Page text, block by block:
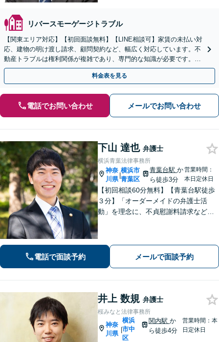
リバースモーゲージトラブル
【関東エリア対応】【初回面談無料】【LINE相談可】家賃の未払い対
応、建物の明け渡し請求、顧問契約など、幅広く対応しています。不
動産トラブルは権利関係が複雑であり、専門的な知識が必要です。ぜ
ひ弁護士にご相談ください。【休日・夜間面談可】
料金表を見る
電話でお問い合わせ メールでお問い合わせ
下山 達也 弁護士
横浜青葉法律事務所
神奈
川県
|
横浜市
青葉区
青葉台駅か
ら徒歩3分
営業時間：
本日定休日
【初回相談60分無料】【青葉台駅徒歩
３分】「オーダーメイドの弁護士活
動」を理念に、不貞慰謝料請求などの
とりに最適な解決策をご提案。借金・
債務整理は何度でも相談無料【夜間・
土日相談可】
電話で面談予約 メールで面談予約
井上 数規 弁護士
桜みなと法律事務所
神奈
川県
|
横浜
市中
区
関内駅 か
ら徒歩4分
営業時間：本
日定休日